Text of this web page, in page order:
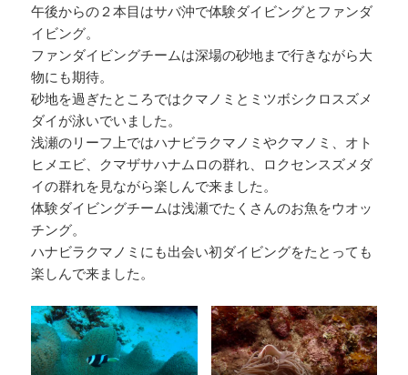
午後からの２本目はサバ沖で体験ダイビングとファンダ
イビング。
ファンダイビングチームは深場の砂地まで行きながら大
物にも期待。
砂地を過ぎたところではクマノミとミツボシクロスズメ
ダイが泳いでいました。
浅瀬のリーフ上ではハナビラクマノミやクマノミ、オト
ヒメエビ、クマザサハナムロの群れ、ロクセンスズメダ
イの群れを見ながら楽しんで来ました。
体験ダイビングチームは浅瀬でたくさんのお魚をウオッ
チング。
ハナビラクマノミにも出会い初ダイビングをたとっても
楽しんで来ました。